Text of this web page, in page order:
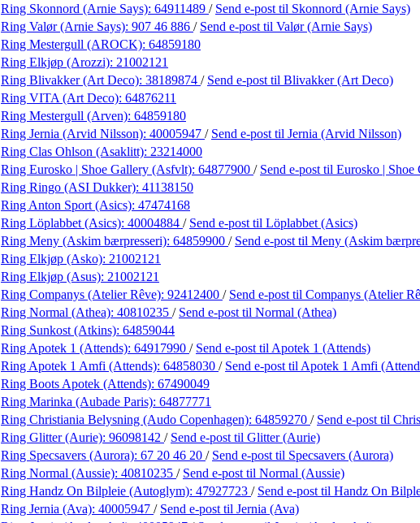
Ring Skonnord (Arnie Says): 64911489 / Send e-post til Skonnord (Arnie Says)
Ring Valør (Arnie Says): 907 46 886 / Send e-post til Valør (Arnie Says)
Ring Mestergull (AROCK): 64859180
Ring Elkjøp (Arozzi): 21002121
Ring Blivakker (Art Deco): 38189874 / Send e-post til Blivakker (Art Deco)
Ring VITA (Art Deco): 64876211
Ring Mestergull (Arven): 64859180
Ring Jernia (Arvid Nilsson): 40005947 / Send e-post til Jernia (Arvid Nilsson)
Ring Clas Ohlson (Asaklitt): 23214000
Ring Eurosko | Shoe Gallery (Asfvlt): 64877900 / Send e-post til Eurosko |
Ring Ringo (ASI Dukker): 41138150
Ring Anton Sport (Asics): 47474168
Ring Löplabbet (Asics): 40004884 / Send e-post til Löplabbet (Asics)
Ring Meny (Askim bærpresseri): 64859900 / Send e-post til Meny (Askim
Ring Elkjøp (Asko): 21002121
Ring Elkjøp (Asus): 21002121
Ring Companys (Atelier Rêve): 92412400 / Send e-post til Companys (Atelier
Ring Normal (Athea): 40810235 / Send e-post til Normal (Athea)
Ring Sunkost (Atkins): 64859044
Ring Apotek 1 (Attends): 64917990 / Send e-post til Apotek 1 (Attends)
Ring Apotek 1 Amfi (Attends): 64858030 / Send e-post til Apotek 1 Amfi
Ring Boots Apotek (Attends): 67490049
Ring Marinka (Aubade Paris): 64877771
Ring Christiania Belysning (Audo Copenhagen): 64859270 / Send e-post til
Ring Glitter (Aurie): 96098142 / Send e-post til Glitter (Aurie)
Ring Specsavers (Aurora): 67 20 46 20 / Send e-post til Specsavers (Aurora)
Ring Normal (Aussie): 40810235 / Send e-post til Normal (Aussie)
Ring Handz On Bilpleie (Autoglym): 47927723 / Send e-post til Handz On
Ring Jernia (Ava): 40005947 / Send e-post til Jernia (Ava)